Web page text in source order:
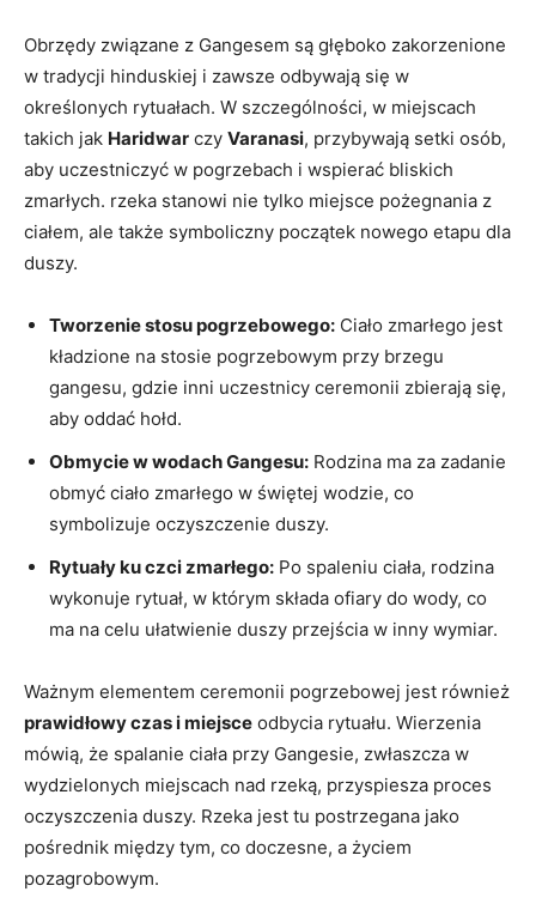
Obrzędy związane z Gangesem są głęboko zakorzenione
w tradycji hinduskiej i zawsze odbywają się w
określonych rytuałach. W szczególności, w miejscach
takich jak Haridwar czy Varanasi, przybywają setki osób,
aby uczestniczyć w pogrzebach i wspierać bliskich
zmarłych. rzeka stanowi nie tylko miejsce pożegnania z
ciałem, ale także symboliczny początek nowego etapu dla
duszy.
Tworzenie stosu pogrzebowego: Ciało zmarłego jest
kładzione na stosie pogrzebowym przy brzegu
gangesu, gdzie inni uczestnicy ceremonii zbierają się,
aby oddać hołd.
Obmycie w wodach Gangesu: Rodzina ma za zadanie
obmyć ciało zmarłego w świętej wodzie, co
symbolizuje oczyszczenie duszy.
Rytuały ku czci zmarłego: Po spaleniu ciała, rodzina
wykonuje rytuał, w którym składa ofiary do wody, co
ma na celu ułatwienie duszy przejścia w inny wymiar.
Ważnym elementem ceremonii pogrzebowej jest również
prawidłowy czas i miejsce odbycia rytuału. Wierzenia
mówią, że spalanie ciała przy Gangesie, zwłaszcza w
wydzielonych miejscach nad rzeką, przyspiesza proces
oczyszczenia duszy. Rzeka jest tu postrzegana jako
pośrednik między tym, co doczesne, a życiem
pozagrobowym.